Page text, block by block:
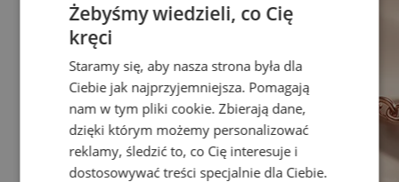
Żebyśmy wiedzieli, co Cię
kręci
Staramy się, aby nasza strona była dla
Ciebie jak najprzyjemniejsza. Pomagają
nam w tym pliki cookie. Zbierają dane,
dzięki którym możemy personalizować
reklamy, śledzić to, co Cię interesuje i
dostosowywać treści specjalnie dla Ciebie.